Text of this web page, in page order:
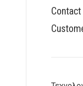
Contact